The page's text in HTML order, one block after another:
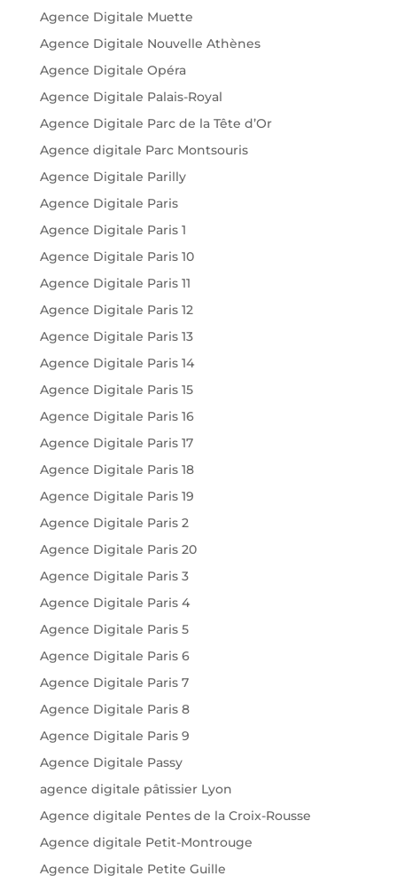
Agence Digitale Muette
Agence Digitale Nouvelle Athènes
Agence Digitale Opéra
Agence Digitale Palais-Royal
Agence Digitale Parc de la Tête d’Or
Agence digitale Parc Montsouris
Agence Digitale Parilly
Agence Digitale Paris
Agence Digitale Paris 1
Agence Digitale Paris 10
Agence Digitale Paris 11
Agence Digitale Paris 12
Agence Digitale Paris 13
Agence Digitale Paris 14
Agence Digitale Paris 15
Agence Digitale Paris 16
Agence Digitale Paris 17
Agence Digitale Paris 18
Agence Digitale Paris 19
Agence Digitale Paris 2
Agence Digitale Paris 20
Agence Digitale Paris 3
Agence Digitale Paris 4
Agence Digitale Paris 5
Agence Digitale Paris 6
Agence Digitale Paris 7
Agence Digitale Paris 8
Agence Digitale Paris 9
Agence Digitale Passy
agence digitale pâtissier Lyon
Agence digitale Pentes de la Croix-Rousse
Agence digitale Petit-Montrouge
Agence Digitale Petite Guille